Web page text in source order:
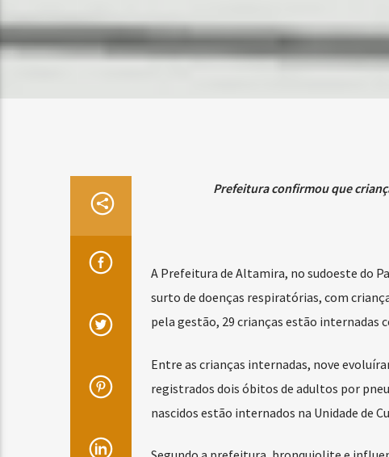
Prefeitura confirmou que
A Prefeitura de Altamira, no sudoeste do
surto de doenças respiratórias, com
pela gestão, 29 crianças estão
Entre as crianças internadas, nove
registrados dois óbitos de adultos por
nascidos estão internados na Unidade de